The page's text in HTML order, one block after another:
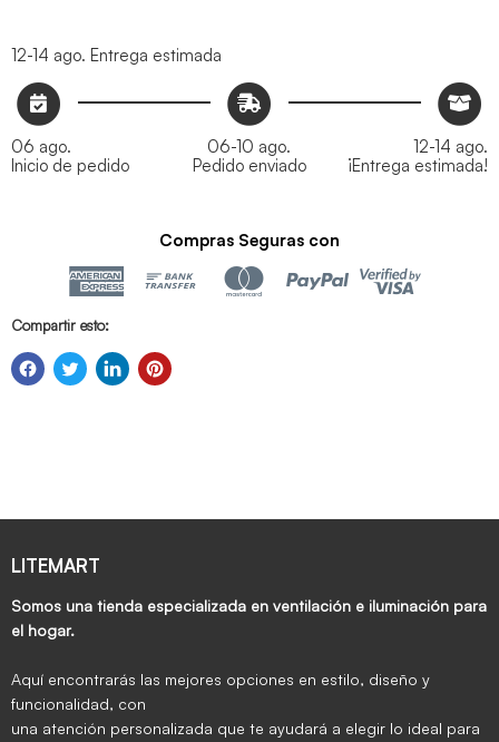
12-14 ago. Entrega estimada
06 ago.
Inicio de pedido
06-10 ago.
Pedido enviado
12-14 ago.
¡Entrega estimada!
Compras Seguras con
Compartir esto:
LITEMART
Somos una tienda especializada en ventilación e iluminación para
el hogar.
Aquí encontrarás las mejores opciones en estilo, diseño y
funcionalidad, con
una atención personalizada que te ayudará a elegir lo ideal para